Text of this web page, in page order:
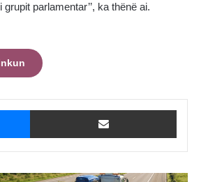
parlamentar’’, ka thënë ai.
Messenger Shpërndaje me Email